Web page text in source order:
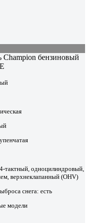
Champion бензиновый
тактный, одноцилиндровый,
верхнеклапанный (OHV)
снега: есть
модели